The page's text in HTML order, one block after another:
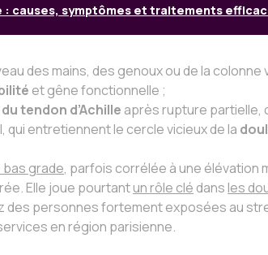
: causes, symptômes et traitements
des mains, des genoux ou de la colonne
et gêne fonctionnelle ;
tendon d’Achille après rupture partielle,
entretiennent le cercle vicieux de la
bas grade, parfois corrélée à une élévation
Elle joue pourtantun rôle clé dans les
personnes fortement exposées au
en région parisienne.